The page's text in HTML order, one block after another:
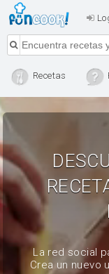
Recetas
La red social
Crea un nuevo